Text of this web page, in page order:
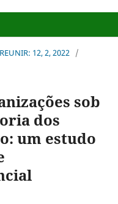
12, 2, 2022 /
sob
dos
um estudo